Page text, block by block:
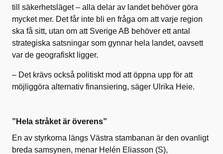
till säkerhetsläget – alla delar av landet behöver göra
mycket mer. Det får inte bli en fråga om att varje region
ska få sitt, utan om att Sverige AB behöver ett antal
strategiska satsningar som gynnar hela landet, oavsett
var de geografiskt ligger.
– Det krävs också politiskt mod att öppna upp för att
möjliggöra alternativ finansiering, säger Ulrika Heie.
”Hela stråket är överens”
En av styrkorna längs Västra stambanan är den ovanligt
breda samsynen, menar Helén Eliasson (S),